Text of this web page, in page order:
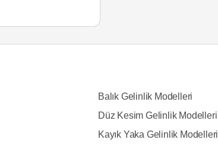
Balık Gelinlik Modelleri
Düz Kesim Gelinlik Modelleri
Kayık Yaka Gelinlik Modelleri